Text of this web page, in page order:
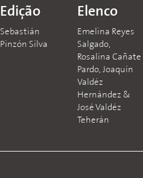
Edição
Sebastián
Pinzón Silva
Elenco
Emelina Reyes
Salgado,
Rosalina Cañate
Pardo, Joaquín
Valdéz
Hernández &
José Valdéz
Teherán